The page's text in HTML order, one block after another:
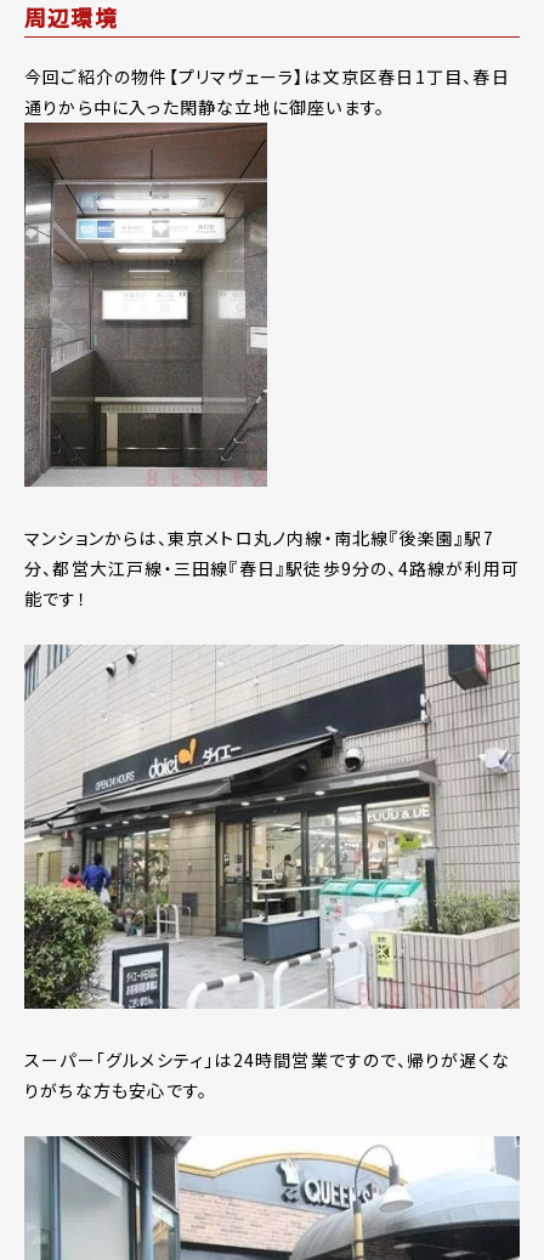
周辺環境
今回ご紹介の物件【プリマヴェーラ】は文京区春日1丁目、春日
通りから中に入った閑静な立地に御座います。
マンションからは、東京メトロ丸ノ内線・南北線『後楽園』駅7
分、都営大江戸線・三田線『春日』駅徒歩9分の、4路線が利用可
能です！
スーパー「グルメシティ」は24時間営業ですので、帰りが遅くな
りがちな方も安心です。